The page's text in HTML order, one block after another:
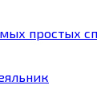
простых